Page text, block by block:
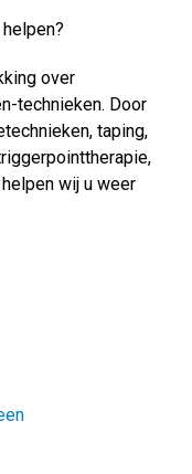
over
technieken. Door
taping,
wij u weer